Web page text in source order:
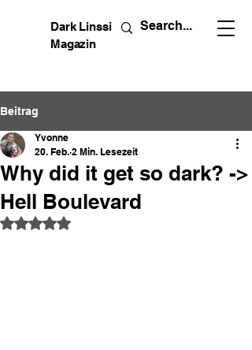
Dark Linssi
Magazin
Beitrag
Why did it get so dark? ->
Hell Boulevard
Yvonne
20. Feb. 2 Min. Lesezeit
Mit NaN von 5 Sternen bewertet.